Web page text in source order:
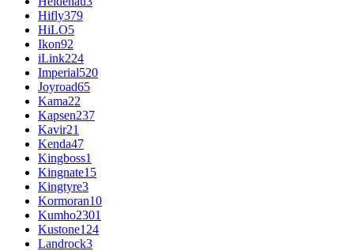
Hifly379
HiLO5
Ikon92
iLink224
Imperial520
Joyroad65
Kama22
Kapsen237
Kavir21
Kenda47
Kingboss1
Kingnate15
Kingtyre3
Kormoran10
Kumho2301
Kustone124
Landrock3